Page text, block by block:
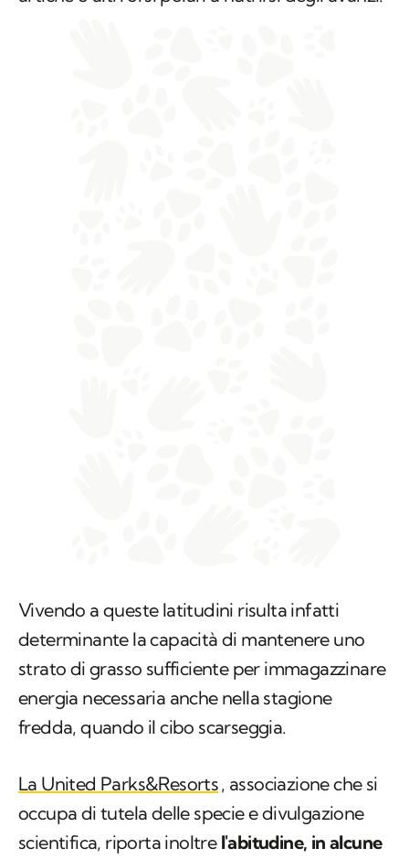
Vivendo a queste latitudini risulta infatti
determinante la capacità di mantenere uno
strato di grasso sufficiente per immagazzinare
energia necessaria anche nella stagione
fredda, quando il cibo scarseggia.
La United Parks&Resorts, associazione che si
occupa di tutela delle specie e divulgazione
scientifica, riporta inoltrel'abitudine, in alcune